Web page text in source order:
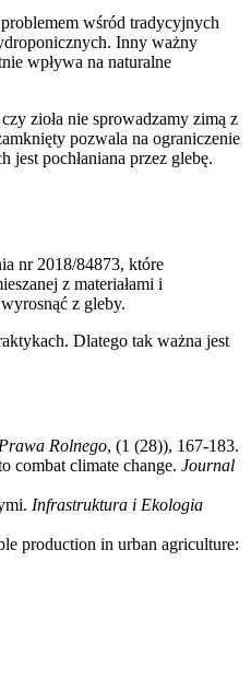
wśród tradycyjnych
Inny ważny
wpływa na naturalne
zioła nie sprowadzamy zimą z
pozwala na ograniczenie
pochłaniana przez glebę.
nr 2018/84873, które
z materiałami i
z gleby.
Dlatego tak ważna jest
Rolnego, (1 (28)), 167-183.
combat climate change. Journal
Infrastruktura i Ekologia
production in urban agriculture: